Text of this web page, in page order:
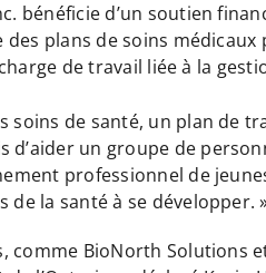
bénéficie d’un soutien
plans de soins
de travail liée à la
soins de santé, un plan de
d’aider un groupe de
professionnel de
la santé à se développer.
comme BioNorth